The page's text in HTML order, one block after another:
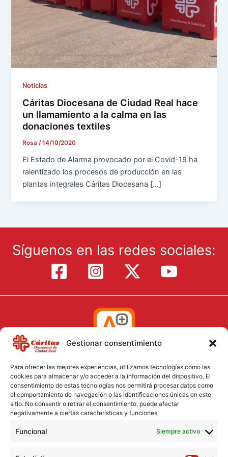
Gestionar consentimiento
Para ofrecer las mejores experiencias, utilizamos tecnologías como las
cookies para almacenar y/o acceder a la información del dispositivo. El
consentimiento de estas tecnologías nos permitirá procesar datos como
el comportamiento de navegación o las identificaciones únicas en este
sitio. No consentir o retirar el consentimiento, puede afectar
negativamente a ciertas características y funciones.
Funcional Siempre activo
Noticias
Cáritas Diocesana de Ciudad Real hace
un llamamiento a la calma en las
donaciones textiles
Rosa/14/10/2020
El Estado de Alarma provocado por el Covid-19 ha
ralentizado los procesos de producción en las
plantas integrales Cáritas Diocesana […]
Síguenos en las redes sociales:
Aviso Legal
Política de Cookies